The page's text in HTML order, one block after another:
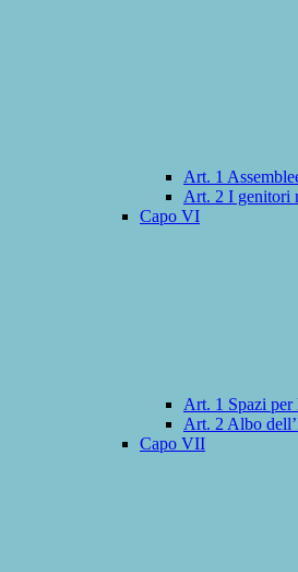
Art. 1
Art. 2 I genitori
Capo VI
Art. 1 Spazi per
Art. 2 Albo
Capo VII